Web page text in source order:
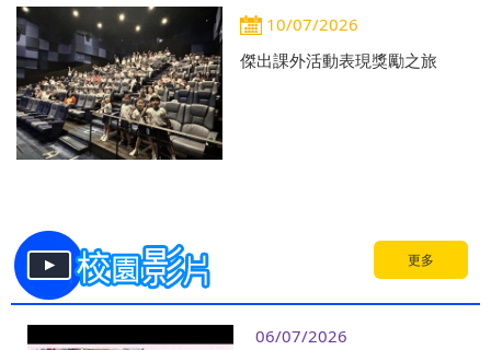
10/07/2026
傑出課外活動表現獎勵之旅
更多
06/07/2026